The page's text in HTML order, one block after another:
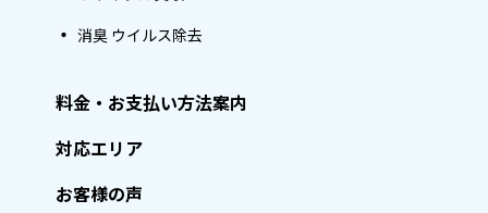
消臭 ウイルス除去
料金・お支払い方法案内
対応エリア
お客様の声